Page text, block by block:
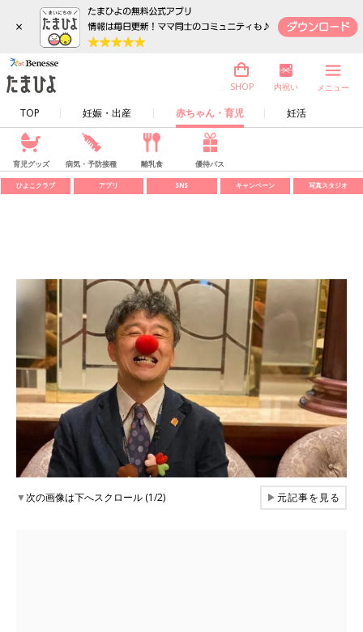
×
TOP 妊娠・出産 赤ちゃん・育児 妊活
SHOP 内祝い メニュー
育児グッズ 病気・予防接種 離乳食 優待パス
ひよこクラブ アプリ SNS キャンペーン 写真スタジオ
▼次の画像は下へスクロール (1/2) ▶元記事を見る